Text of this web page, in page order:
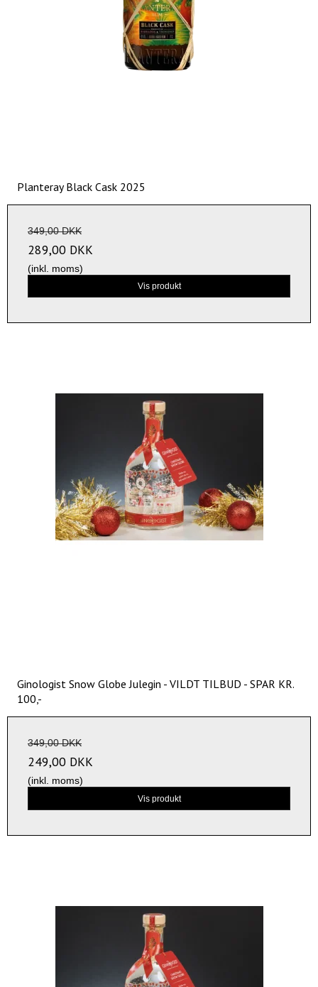
Planteray Black Cask 2025
349,00 DKK
289,00 DKK
(inkl. moms)
Vis produkt
Ginologist Snow Globe Julegin - VILDT TILBUD - SPAR KR.
100,-
349,00 DKK
249,00 DKK
(inkl. moms)
Vis produkt